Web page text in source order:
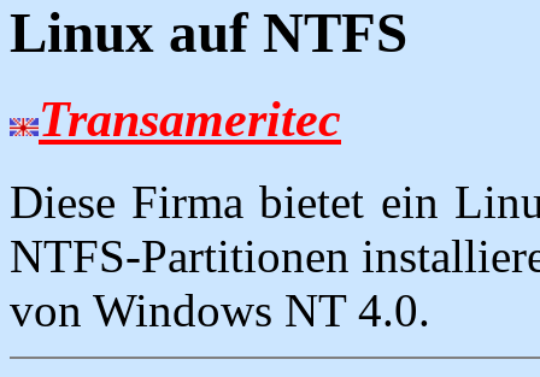
Linux auf NTFS
Transameritec
Diese Firma bietet ein
NTFS-Partitionen
von Windows NT 4.0.